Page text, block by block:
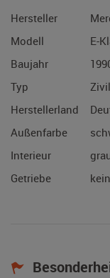
Hersteller
Modell
E-
Baujahr
Typ
Herstellerland
Außenfarbe
Interieur
Getriebe